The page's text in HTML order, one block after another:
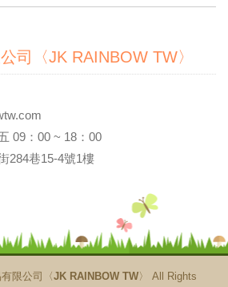
司〈JK RAINBOW TW〉
09：00 ~ 18：00
284巷15-4號1樓
限公司〈JK RAINBOW TW〉
All Rights